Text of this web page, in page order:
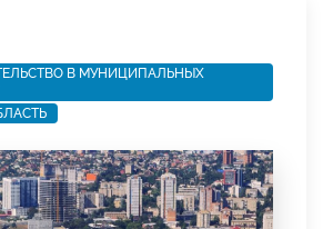
В МУНИЦИПАЛЬНЫХ